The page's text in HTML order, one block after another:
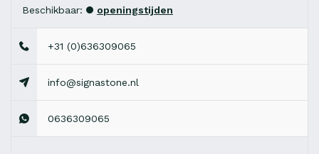
Beschikbaar: openingstijden
+31 (0)636309065
info@signastone.nl
0636309065